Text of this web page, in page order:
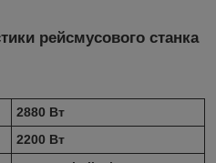
рейсмусового станка
2880 Вт
2200 Вт